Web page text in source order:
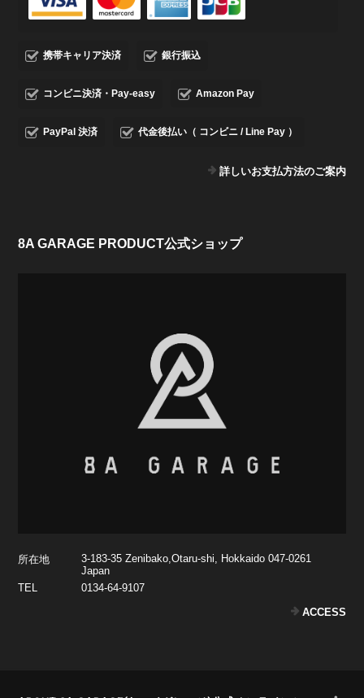
携帯キャリア決済 銀行振込
コンビニ決済・Pay-easy Amazon Pay
PayPal 決済 代金後払い（ コンビニ / Line Pay ）
詳しいお支払方法のご案内
8A GARAGE PRODUCT公式ショップ
所在地
3-183-35 Zenibako,Otaru-shi, Hokkaido 047-0261
Japan
TEL
0134-64-9107
ACCESS